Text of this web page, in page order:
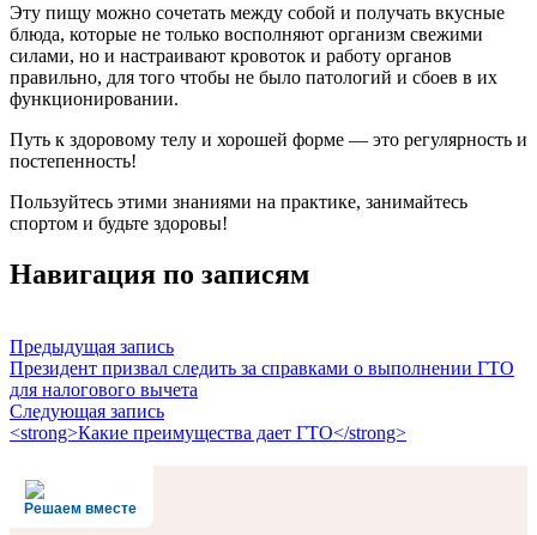
Эту пищу можно сочетать между собой и получать вкусные
блюда, которые не только восполняют организм свежими
силами, но и настраивают кровоток и работу органов
правильно, для того чтобы не было патологий и сбоев в их
функционировании.
Путь к здоровому телу и хорошей форме — это регулярность и
постепенность!
Пользуйтесь этими знаниями на практике, занимайтесь
спортом и будьте здоровы!
Навигация по записям
Предыдущая запись
Президент призвал следить за справками о выполнении ГТО
для налогового вычета
Следующая запись
<strong>Какие преимущества дает ГТО</strong>
Решаем вместе